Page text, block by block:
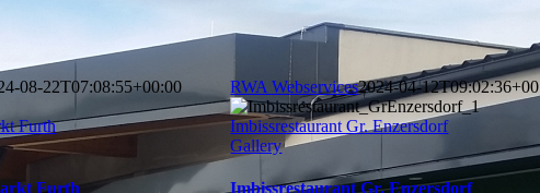
08-22T07:08:55+00:00
Furth
Furth
RWA Webservices2024-04-
Imbissrestaurant Gr. Enzersdorf
Gallery
Imbissrestaurant Gr. Enzersdorf